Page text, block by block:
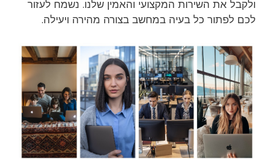
ולקבל את השירות המקצועי והאמין שלנו. נשמח לעזור
לכם לפתור כל בעיה במחשב בצורה מהירה ויעילה.